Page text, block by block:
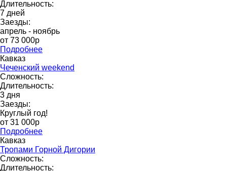
Длительность:
7 дней
Заезды:
апрель - ноябрь
от 73 000p
Подробнее
Кавказ
Чеченский weekend
Сложность:
Длительность:
3 дня
Заезды:
Круглый год!
от 31 000p
Подробнее
Кавказ
Тропами Горной Дигории
Сложность:
Длительность: